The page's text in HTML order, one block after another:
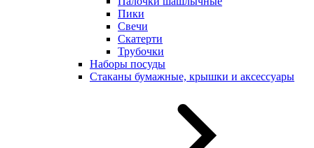
Пики
Свечи
Скатерти
Трубочки
Наборы посуды
Стаканы бумажные, крышки и аксессуары